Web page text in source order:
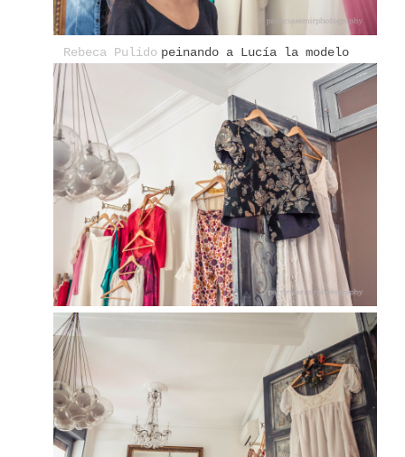
Rebeca Pulido peinando a Lucía la modelo